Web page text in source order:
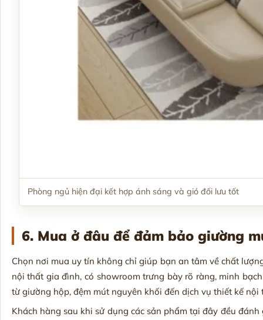
Phòng ngủ hiện đại kết hợp ánh sáng và gió đối lưu tốt
6. Mua ở đâu để đảm bảo giường
Chọn nơi mua uy tín không chỉ giúp bạn an tâm về chất
nội thất gia đình, có showroom trưng bày rõ ràng, minh
từ giường hộp, đệm mút nguyên khối đến dịch vụ thiết kế nội
Khách hàng sau khi sử dụng các sản phẩm tại đây đều